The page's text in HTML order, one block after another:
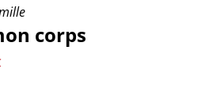
corps